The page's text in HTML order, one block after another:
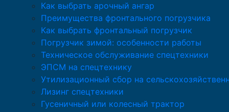
Как выбрать арочный ангар
Преимущества фронтального погрузчика
Как выбрать фронтальный погрузчик
Погрузчик зимой: особенности работы
Техническое обслуживание спецтехники
ЭПСМ на спецтехнику
Утилизационный сбор на
Лизинг спецтехники
Гусеничный или колесный трактор